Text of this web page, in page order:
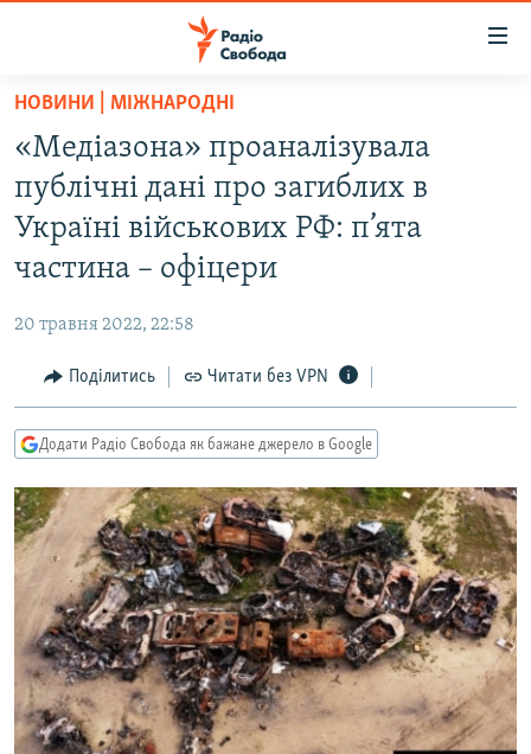
Перейти
основного
матеріалу
Перейти
до
основної
Перейти
пошуку
ВСЕ ЗА ДОБУ
СТАТТІ
СУСПІЛЬСТВО
КУЛЬТУРА
СПОРТ
СВІТ
ДОНБАС.РЕАЛІЇ
КРИМ.РЕАЛІЇ
ТИ ЯК?
КИТАЙ.ВИКЛИКИ
МУЛЬТИМЕДІА
ФОТО
СПЕЦПРОЄКТИ
ПОДКАСТИ
КРИМ РЕАЛІЇ
НОВИНИ | МІЖНАРОДНІ
«Медіазона» проаналізувала
публічні дані про загиблих в
Україні військових РФ: п’ята
частина – офіцери
20 травня 2022, 22:58
Поділитись Читати без VPN
Додати Радіо Свобода як бажане джерело в Google